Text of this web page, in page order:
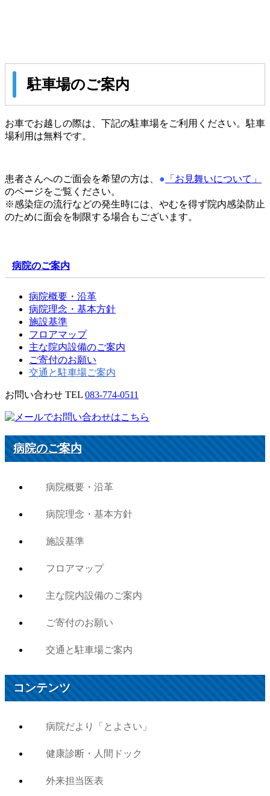
駐車場のご案内
お車でお越しの際は、下記の駐車場をご利用ください。駐車
場利用は無料です。
患者さんへのご面会を希望の方は、 ● 「お見舞いについて」
のページをご覧ください。
※感染症の流行などの発生時には、やむを得ず院内感染防止
のために面会を制限する場合もございます。
病院のご案内
病院概要・沿革
病院理念・基本方針
施設基準
フロアマップ
主な院内設備のご案内
ご寄付のお願い
交通と駐車場ご案内
お問い合わせ TEL 083-774-0511
病院のご案内
病院概要・沿革
病院理念・基本方針
施設基準
フロアマップ
主な院内設備のご案内
ご寄付のお願い
交通と駐車場ご案内
コンテンツ
病院だより「とよさい」
健康診断・人間ドック
外来担当医表